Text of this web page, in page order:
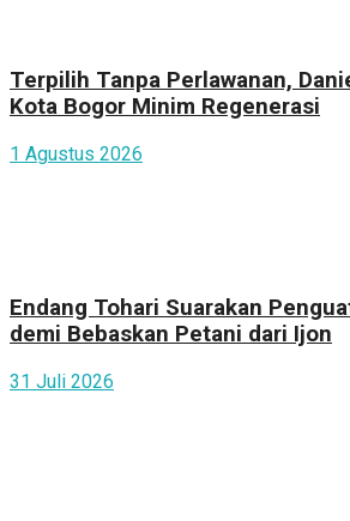
Terpilih Tanpa Perlawanan,
Kota Bogor Minim Regenerasi
1 Agustus 2026
Endang Tohari Suarakan
demi Bebaskan Petani dari Ijon
31 Juli 2026